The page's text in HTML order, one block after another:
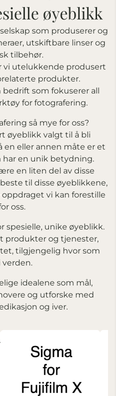
øyeblikk
som produserer og
utskiftbare linser og
tilbehør.
vi utelukkende produsert
produkter.
som fokuserer all
for fotografering.
så mye for oss?
øyeblikk valgt til å bli
en eller annen måte er et
har en unik betydning.
en liten del av disse
til disse øyeblikkene,
vi kan forestille
oss.
spesielle, unike øyeblikk.
produkter og tjenester,
tilgjengelig hvor som
verden.
idealene som mål,
og utforske med
og iver.